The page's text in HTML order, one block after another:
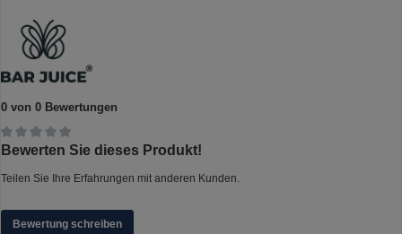
0 von 0 Bewertungen
Durchschnittliche Bewertung von 0 von 5 Sternen
Bewerten Sie dieses Produkt!
Teilen Sie Ihre Erfahrungen mit anderen Kunden.
Bewertung schreiben